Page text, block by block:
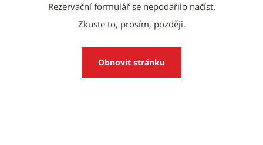
Rezervační formulář se nepodařilo načíst.
Zkuste to, prosím, později.
Obnovit stránku